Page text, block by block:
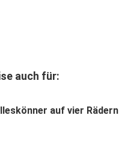
auch für:
auf vier Rädern